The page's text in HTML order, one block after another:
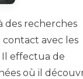
des recherches
avec les
Il effectua de
où il